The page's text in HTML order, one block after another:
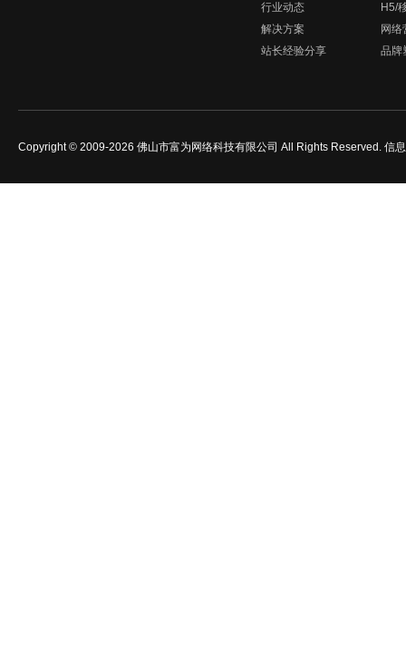
行业动态
解决方案
站长经验分享
H5/
网络
品牌
Copyright © 2009-2026 佛山市富为网络科技有限公司 All Rights Reserved. 信